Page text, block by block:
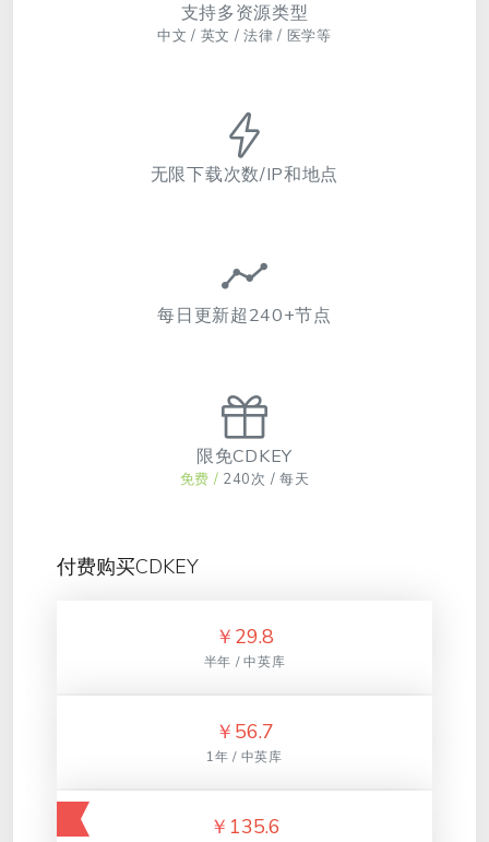
支持多资源类型
中文 / 英文 / 法律 / 医学等
无限下载次数/IP和地点
每日更新超240+节点
限免CDKEY
免费 / 240次 / 每天
付费购买CDKEY
￥ 29.8
半年 / 中英库
￥ 56.7
1年 / 中英库
￥ 135.6